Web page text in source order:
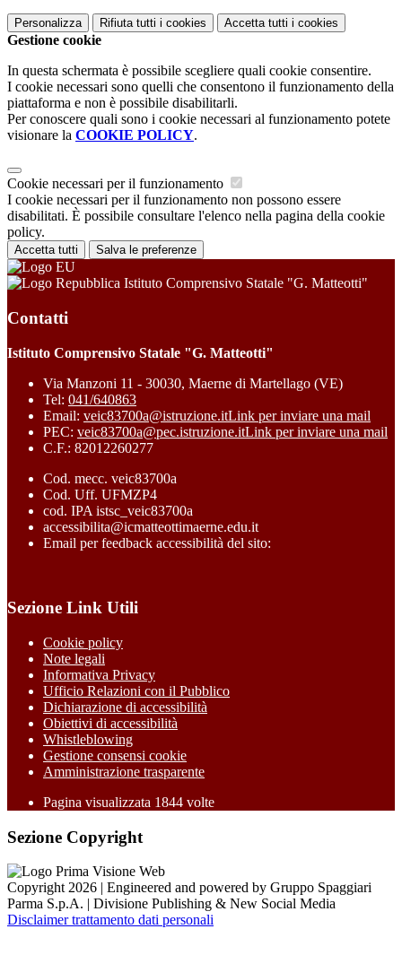
Personalizza Rifiuta tutti i cookies Accetta tutti i cookies
Gestione cookie
In questa schermata è possibile scegliere quali cookie consentire.
I cookie necessari sono quelli che consentono il funzionamento della
piattaforma e non è possibile disabilitarli.
Per conoscere quali sono i cookie necessari al funzionamento potete
visionare la COOKIE POLICY.
Cookie necessari per il funzionamento
I cookie necessari per il funzionamento non possono essere
disabilitati. È possibile consultare l'elenco nella pagina della cookie
policy.
Accetta tutti Salva le preferenze
Istituto Comprensivo Statale "G. Matteotti"
Contatti
Istituto Comprensivo Statale "G. Matteotti"
Via Manzoni 11 - 30030, Maerne di Martellago (VE)
Tel: 041/640863
Email: veic83700a@istruzione.itLink per inviare una mail
PEC: veic83700a@pec.istruzione.itLink per inviare una mail
C.F.: 82012260277
Cod. mecc. veic83700a
Cod. Uff. UFMZP4
cod. IPA istsc_veic83700a
accessibilita@icmatteottimaerne.edu.it
Email per feedback accessibilità del sito:
Sezione Link Utili
Cookie policy
Note legali
Informativa Privacy
Ufficio Relazioni con il Pubblico
Dichiarazione di accessibilità
Obiettivi di accessibilità
Whistleblowing
Gestione consensi cookie
Amministrazione trasparente
Pagina visualizzata 1844 volte
Sezione Copyright
Copyright 2026 | Engineered and powered by Gruppo Spaggiari
Parma S.p.A. | Divisione Publishing & New Social Media
Disclaimer trattamento dati personali